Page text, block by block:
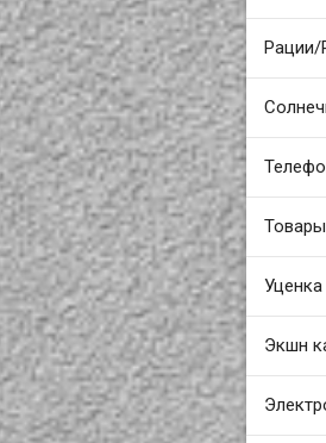
Рации/
Уценка
Экшн